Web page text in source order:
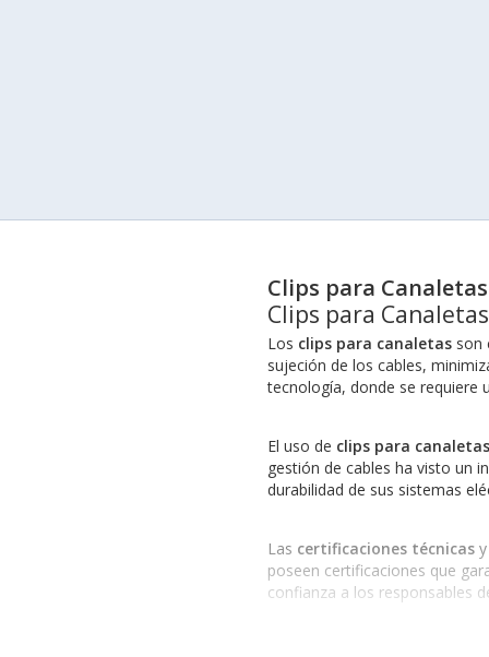
Clips para Canaletas
Clips para Canaletas
Los clips para canaletasson
sujeción de los cables,
tecnología, donde se requiere
El uso de clips para canaletas
gestión de cables ha visto un
durabilidad de sus sistemas
Las certificaciones técnicasy
poseen certificaciones que
confianza a los responsables